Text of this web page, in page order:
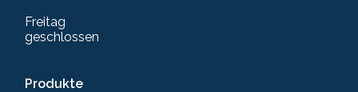
Freitag
geschlossen
Produkte